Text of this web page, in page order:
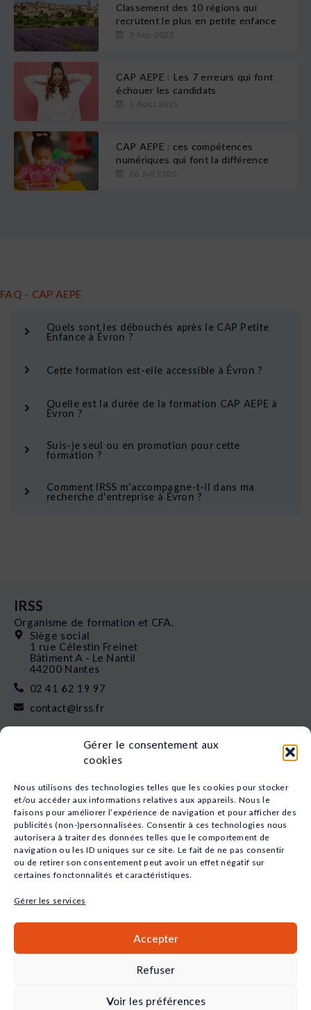
Gérer le consentement aux
cookies
Nous utilisons des technologies telles que les cookies pour stocker
et/ou accéder aux informations relatives aux appareils. Nous le
faisons pour améliorer l’expérience de navigation et pour afficher des
publicités (non-)personnalisées. Consentir à ces technologies nous
autorisera à traiter des données telles que le comportement de
navigation ou les ID uniques sur ce site. Le fait de ne pas consentir
ou de retirer son consentement peut avoir un effet négatif sur
certaines fonctonnalités et caractéristiques.
Gérer les services
Accepter
Refuser
Voir les préférences
Classement des 10 régions qui
recrutent le plus en petite enfance
3 Sep 2025
CAP AEPE : Les 7 erreurs qui font
échouer les candidats
5 Août 2025
CAP AEPE : ces compétences
numériques qui font la différence
26 Juil 2025
FAQ - CAP AEPE
Quels sont les débouchés après le CAP Petite
Enfance à Évron ?
Cette formation est-elle accessible à Évron ?
Quelle est la durée de la formation CAP AEPE à
Évron ?
Suis-je seul ou en promotion pour cette
formation ?
Comment IRSS m'accompagne-t-il dans ma
recherche d'entreprise à Évron ?
IRSS
Organisme de formation et CFA.
Siège social
1 rue Célestin Freinet
Bâtiment A - Le Nantil
44200 Nantes
02 41 62 19 97
contact@irss.fr
Nos formations
L’apprentissage
Financement
Qui sommes-nous
Actualités
Nos études
Recrutement
Nos domaines
Animation
Santé
Social
Commerce